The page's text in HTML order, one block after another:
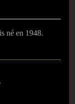
né en 1948.